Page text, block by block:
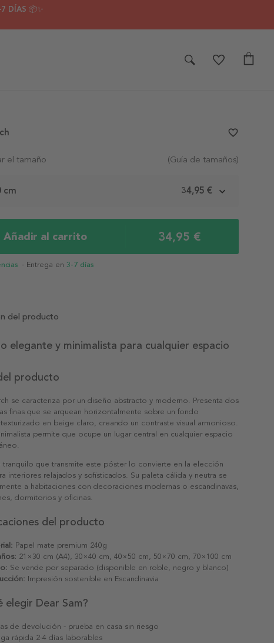
DÍAS 📦✨
el tamaño (Guía de tamaños)
cm 34,95 €
Añadir al carrito 34,95 €
- Entrega en 3-7 días
favorite_border
del producto
elegante y minimalista para cualquier espacio
producto
se caracteriza por un diseño abstracto y moderno. Presenta dos
finas que se arquean horizontalmente sobre un fondo
en beige claro, creando un contraste visual armonioso.
permite que ocupe un lugar central en cualquier espacio
tranquilo que transmite este póster lo convierte en la elección
interiores relajados y sofisticados. Su paleta cálida y neutra se
a habitaciones con decoraciones modernas o escandinavas,
dormitorios y oficinas.
del producto
Papel mate premium 240g
21×30 cm (A4), 30×40 cm, 40×50 cm, 50×70 cm, 70×100 cm
Se vende por separado (disponible en roble, negro y blanco)
Impresión sostenible en Escandinavia
elegir Dear Sam?
de devolución - prueba en casa sin riesgo
rápida 2-4 días laborables